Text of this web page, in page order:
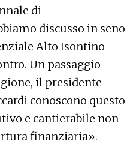
di
discusso in seno
Alto Isontino
Un passaggio
il presidente
conoscono questo
e cantierabile non
finanziaria».